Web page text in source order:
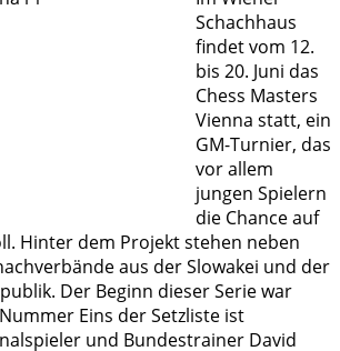
Schachhaus
findet vom 12.
bis 20. Juni das
Chess Masters
Vienna statt, ein
GM-Turnier, das
vor allem
jungen Spielern
die Chance auf
Hinter dem Projekt stehen neben
aus der Slowakei und der
Der Beginn dieser Serie war
Eins der Setzliste ist
und Bundestrainer David